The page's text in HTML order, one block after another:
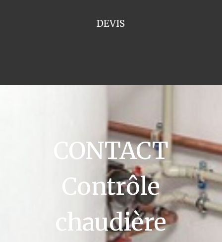
DEVIS
CONTACT
Contrôle
chaudière